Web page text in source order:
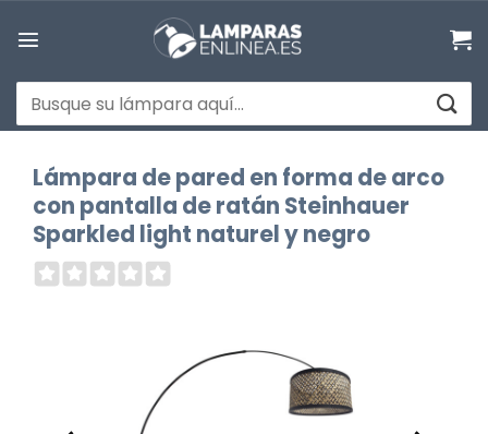
Buscar
por:
Lámpara de pared en forma de arco
con pantalla de ratán Steinhauer
Sparkled light naturel y negro